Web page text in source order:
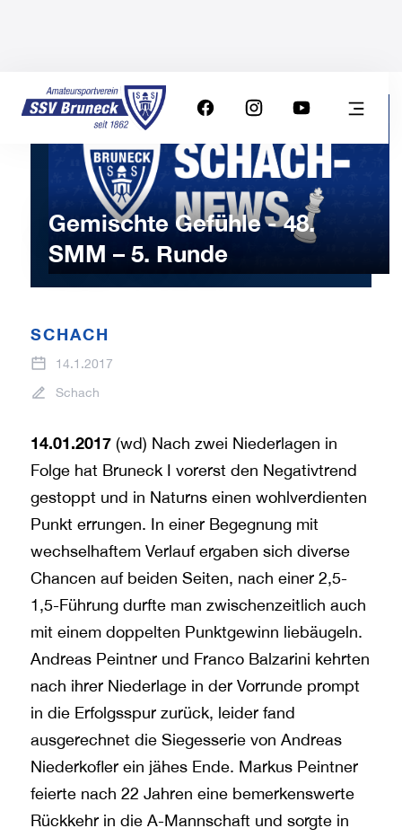
Gemischte Gefühle - 48.
SMM – 5. Runde
SCHACH
14.1.2017
Schach
14.01.2017(wd) Nach zwei Niederlagen in
Folge hat Bruneck I vorerst den Negativtrend
gestoppt und in Naturns einen wohlverdienten
Punkt errungen. In einer Begegnung mit
wechselhaftem Verlauf ergaben sich diverse
Chancen auf beiden Seiten, nach einer 2,5-
1,5-Führung durfte man zwischenzeitlich auch
mit einem doppelten Punktgewinn liebäugeln.
Andreas Peintner und Franco Balzarini kehrten
nach ihrer Niederlage in der Vorrunde prompt
in die Erfolgsspur zurück, leider fand
ausgerechnet die Siegesserie von Andreas
Niederkofler ein jähes Ende. Markus Peintner
feierte nach 22 Jahren eine bemerkenswerte
Rückkehr in die A-Mannschaft und sorgte in